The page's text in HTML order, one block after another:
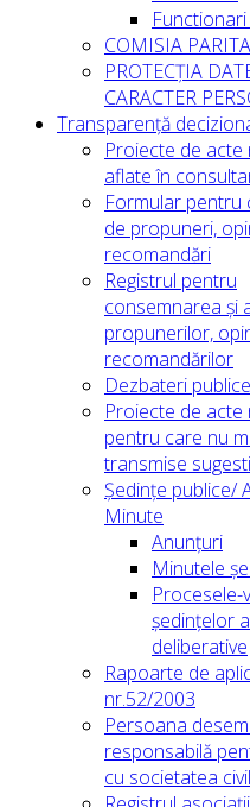
COMISIA
PROTECȚIA
CARACTER
Transparență
Proiecte de acte
aflate în
Formular pentru
de propuneri,
recomandări
Registrul pentru
consemnarea și
propunerilor,
recomandărilor
Dezbateri publice
Proiecte de acte
pentru care nu
transmise
Ședințe publice/
Minute
Anunțuri
Minutele
Procesele-
ședințelor
deliberative
Rapoarte de
nr.52/2003
Persoana
responsabilă
cu societatea